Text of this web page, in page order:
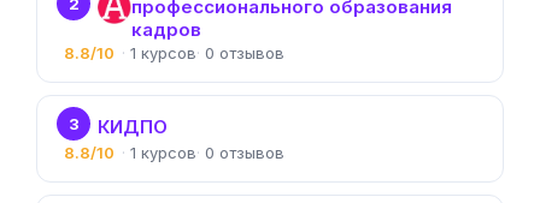
профессионального образования
кадров
8.8/10 1 0
3 КИДПО
8.8/10 1 0